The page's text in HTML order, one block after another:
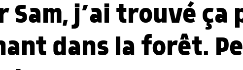
Sam, j’ai trouvé ça
dans la forêt.